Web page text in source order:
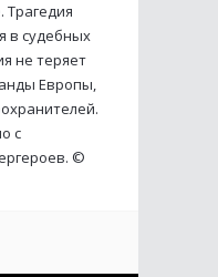
Трагедия
в судебных
не теряет
Европы,
с
©